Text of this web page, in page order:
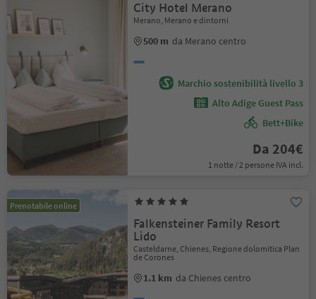
City Hotel Merano
Merano, Merano e dintorni
500 m da Merano centro
Marchio sostenibilità livello 3
Alto Adige Guest Pass
Bett+Bike
Da 204€
1 notte / 2 persone IVA incl.
Prenotabile online
Falkensteiner Family Resort
Lido
Casteldarne, Chienes, Regione dolomitica Plan
de Corones
1.1 km da Chienes centro